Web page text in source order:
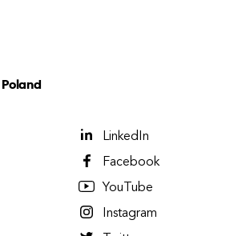
LinkedIn
Facebook
YouTube
Instagram